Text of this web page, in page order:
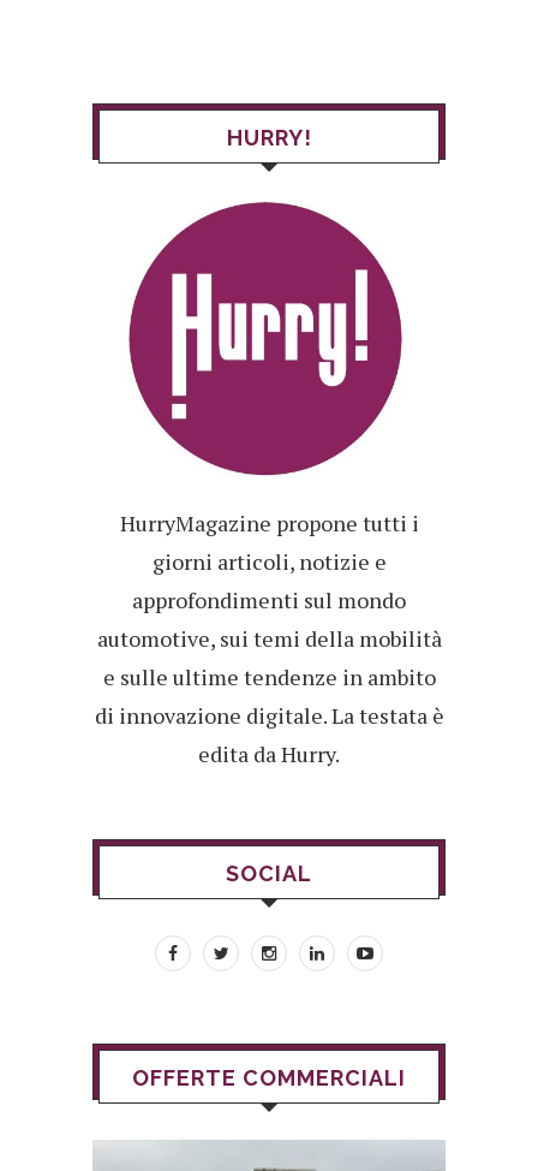
HURRY!
HurryMagazine propone tutti i
giorni articoli, notizie e
approfondimenti sul mondo
automotive, sui temi della mobilità
e sulle ultime tendenze in ambito
di innovazione digitale. La testata è
edita da Hurry.
SOCIAL
OFFERTE COMMERCIALI